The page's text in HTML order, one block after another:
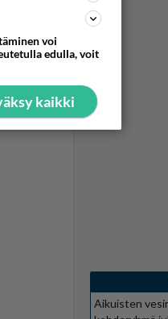
Aikuisten
voi
edulla, voit
kaikki